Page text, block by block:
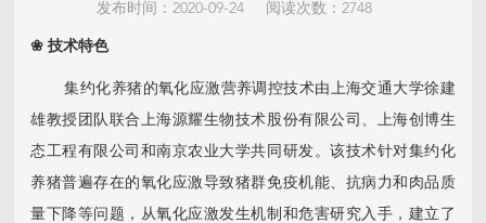
发布时间：2020-09-24 阅读次数：2748
❀ 技术特色
集约化养猪的氧化应激营养调控技术由上海交通大学徐建
雄教授团队联合上海源耀生物技术股份有限公司、上海创博生
态工程有限公司和南京农业大学共同研发。该技术针对集约化
养猪普遍存在的氧化应激导致猪群免疫机能、抗病力和肉品质
量下降等问题，从氧化应激发生机制和危害研究入手，建立了